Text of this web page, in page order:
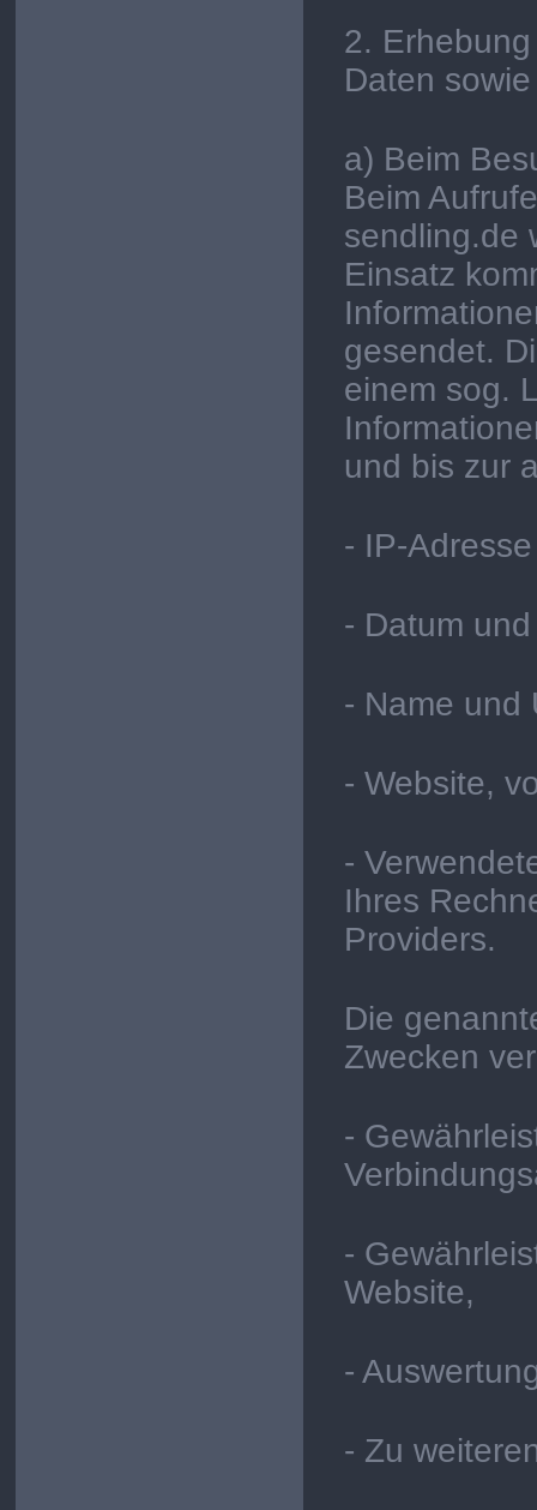
2.
Daten
a) Beim
Beim
sendling.de
Einsatz
gesendet.
einem sog.
und bis zur
- IP-
- Datum
- Name und
- Website,
-
Ihres
Providers.
Die
Zwecken
-
-
Website,
-
- Zu